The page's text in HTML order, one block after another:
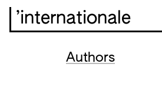
’internationale
Authors